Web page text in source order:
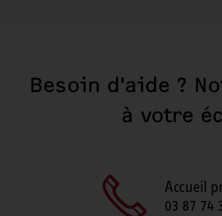
Besoin d'aide ?
à votre
Accueil
03 87 74